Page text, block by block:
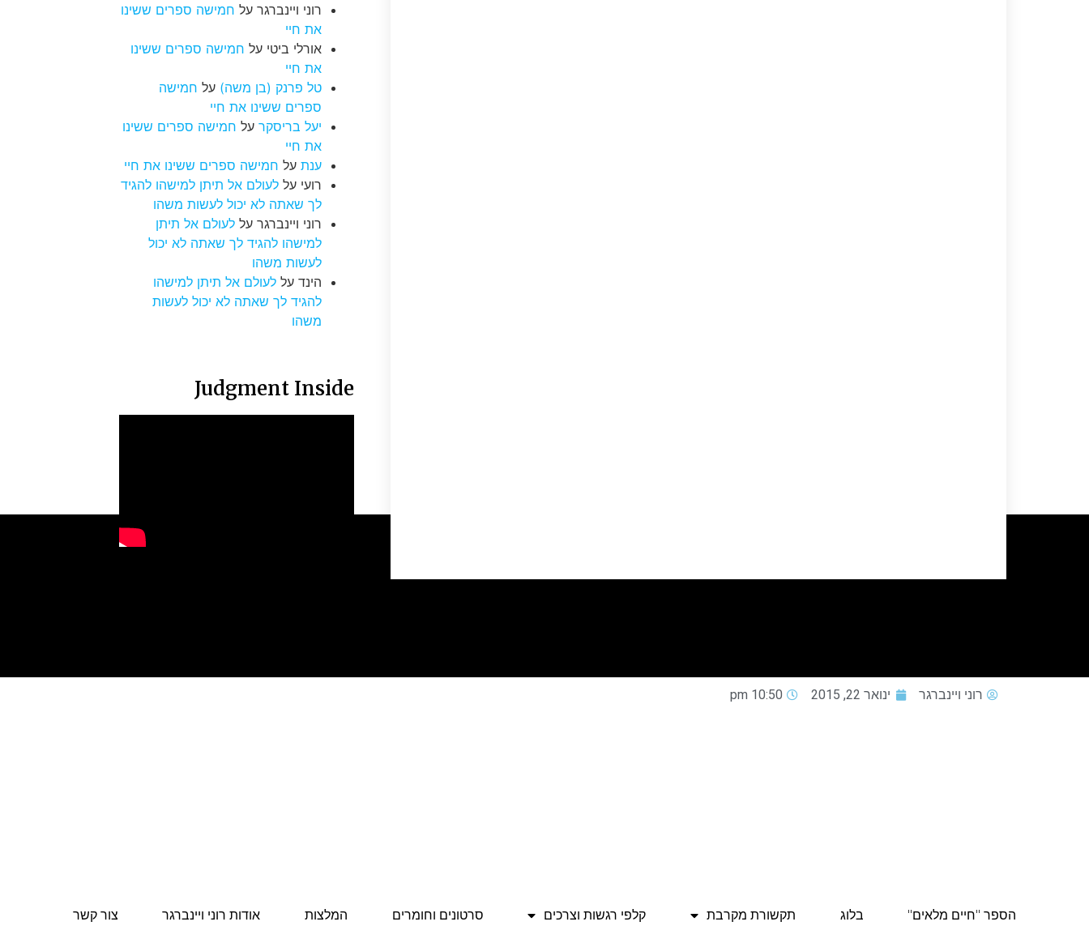
רוני ויינברגרעל חמישה ספרים ששינו
את חיי
אורלי ביטי על חמישה ספרים ששינו
את חיי
טל פרנק (בן משה) על חמישה
ספרים ששינו את חיי
יעל בריסקרעל חמישה ספרים ששינו
את חיי
ענתעל חמישה ספרים ששינו את חיי
רועי על לעולם אל תיתן למישהו להגיד
לך שאתה לא יכול לעשות משהו
רוני ויינברגרעל לעולם אל תיתן
למישהו להגיד לך שאתה לא יכול
לעשות משהו
הינדעל לעולם אל תיתן למישהו
להגיד לך שאתה לא יכול לעשות
משהו
Judgment Inside
רוני ויינברגר ינואר 22, 2015 10:50 pm
הספר "חיים מלאים" בלוג תקשורת מקרבת קלפי רגשות וצרכים סרטונים וחומרים המלצות אודות רוני ויינברגר צור קשר